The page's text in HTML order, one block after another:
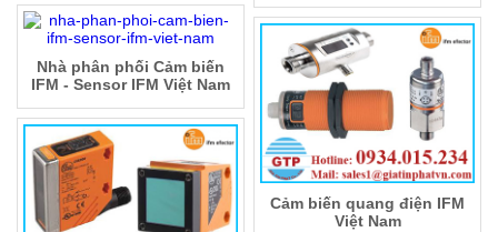
Nhà phân phối Cảm biến
IFM - Sensor IFM Việt Nam
Cảm biến quang điện IFM
Việt Nam